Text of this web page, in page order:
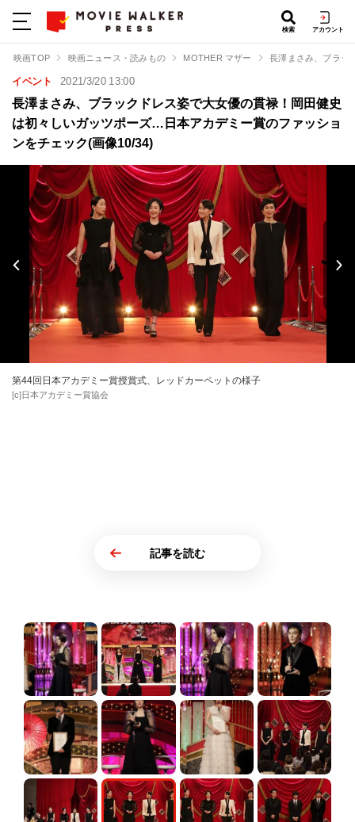
検索 アカウント
映画TOP 映画ニュース・読みもの MOTHER マザー 長澤まさみ、ブラッ
イベント 2021/3/20 13:00
長澤まさみ、ブラックドレス姿で大女優の貫禄！岡田健史
は初々しいガッツポーズ…日本アカデミー賞のファッショ
ンをチェック(画像10/34)
第44回⽇本アカデミー賞授賞式、レッドカーペットの様子
[c]日本アカデミー賞協会
記事を読む